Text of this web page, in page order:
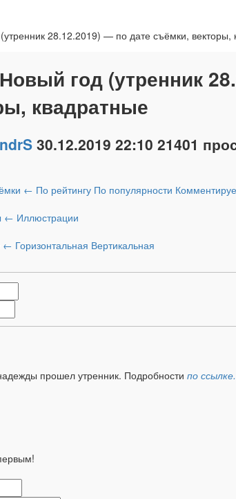
28.12.2019) — по дате съёмки, векторы,
год (утренник
квадратные
30.12.2019 22:10 21401
← По рейтингу По популярности
← Иллюстрации
← Горизонтальная Вертикальная
прошел утренник. Подробности по